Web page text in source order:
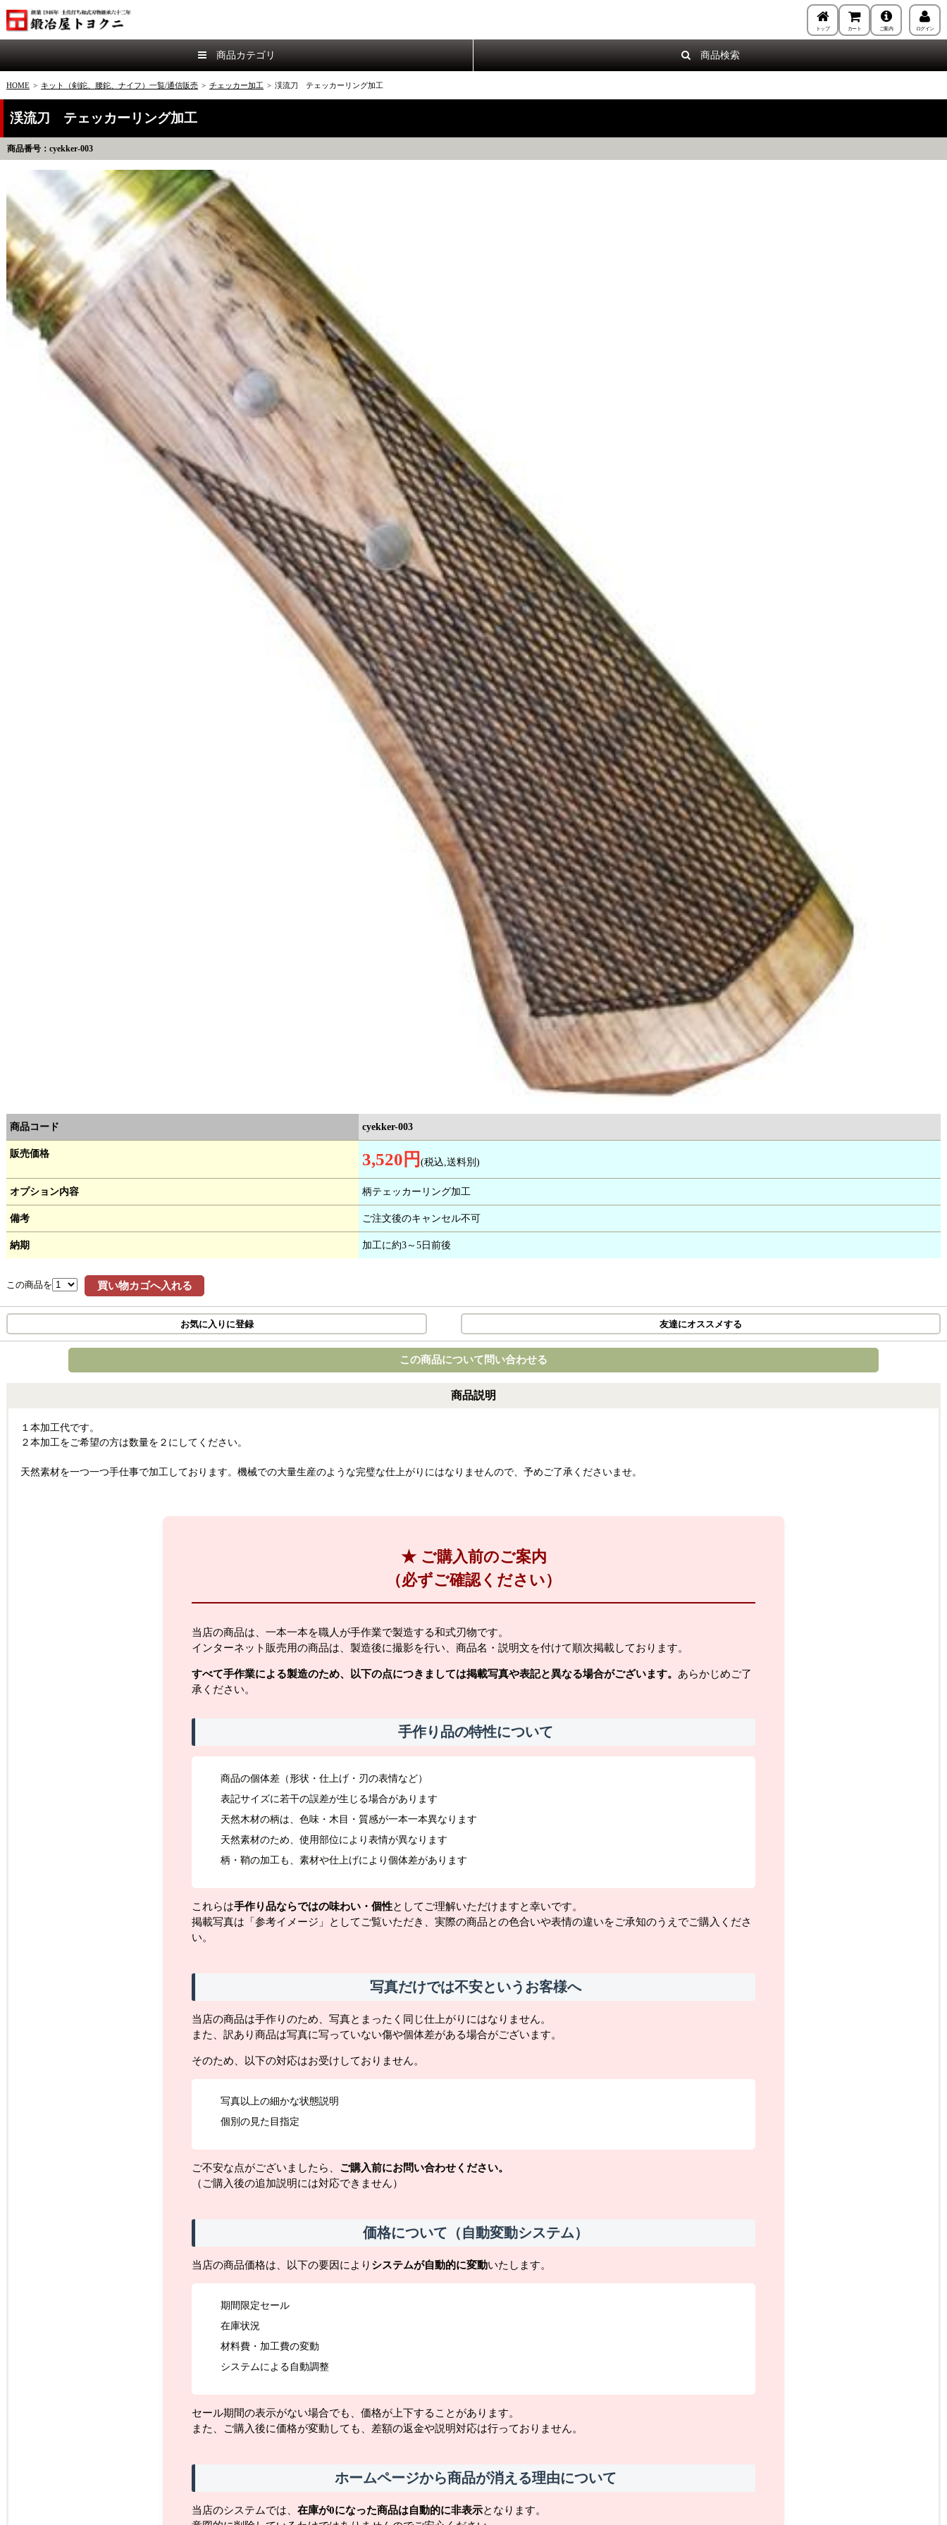
トップ カート ご案内 ログイン
商品カテゴリ 商品検索
HOME > キット（剣鉈、腰鉈、ナイフ）一覧/通信販売 > チェッカー加工 > 渓流刀 テェッカーリング加工
渓流刀 テェッカーリング加工
商品番号：cyekker-003
商品コード cyekker-003
販売価格 3,520円 (税込,送料別)
オプション内容 柄テェッカーリング加工
備考 ご注文後のキャンセル不可
納期 加工に約3～5日前後
この商品を 買い物カゴへ入れる
お気に入りに登録 友達にオススメする
この商品について問い合わせる
商品説明
１本加工代です。
２本加工をご希望の方は数量を２にしてください。
天然素材を一つ一つ手仕事で加工しております。機械での大量生産のような完璧な仕上がりにはなりませんので、予めご了承くださいませ。
★ ご購入前のご案内
（必ずご確認ください）
当店の商品は、一本一本を職人が手作業で製造する和式刃物です。
インターネット販売用の商品は、製造後に撮影を行い、商品名・説明文を付けて順次掲載しております。
すべて手作業による製造のため、以下の点につきましては掲載写真や表記と異なる場合がございます。 あらかじめご了
承ください。
手作り品の特性について
商品の個体差（形状・仕上げ・刃の表情など）
表記サイズに若干の誤差が生じる場合があります
天然木材の柄は、色味・木目・質感が一本一本異なります
天然素材のため、使用部位により表情が異なります
柄・鞘の加工も、素材や仕上げにより個体差があります
これらは手作り品ならではの味わい・個性としてご理解いただけますと幸いです。
掲載写真は「参考イメージ」としてご覧いただき、実際の商品との色合いや表情の違いをご承知のうえでご購入くださ
い。
写真だけでは不安というお客様へ
当店の商品は手作りのため、写真とまったく同じ仕上がりにはなりません。
また、訳あり商品は写真に写っていない傷や個体差がある場合がございます。
そのため、以下の対応はお受けしておりません。
写真以上の細かな状態説明
個別の見た目指定
ご不安な点がございましたら、 ご購入前にお問い合わせください。
（ご購入後の追加説明には対応できません）
価格について（自動変動システム）
当店の商品価格は、以下の要因により システムが自動的に変動いたします。
期間限定セール
在庫状況
材料費・加工費の変動
システムによる自動調整
セール期間の表示がない場合でも、価格が上下することがあります。
また、ご購入後に価格が変動しても、差額の返金や説明対応は行っておりません。
ホームページから商品が消える理由について
当店のシステムでは、 在庫が0になった商品は自動的に非表示となります。